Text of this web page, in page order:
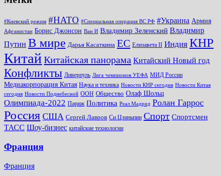
#Киевский режим #НАТО #Специальная операция ВС РФ #Украина Армия
Афганистан Борис Джонсон Ван И Владимир Зеленский Владимир
Путин В мире Дарья Касаткина ЕС Елизавета II Индия КНР
Китай Китайская панорама Китайский Новый год
Конфликты Ливерпуль Лига чемпионов УЕФА МИД России
Медиакорпорация Китая Наука и техника Новости КНР сегодня Новости Китая
сегодня Новости Поднебесной ООН Общество Олаф Шольц
Олимпиада-2022 Париж Политика Реал Мадрид Ролан Гаррос
Россия США Сергей Лавров Си Цзиньпин Спорт Спортсмен
ТАСС Шоу-бизнес китайские технологии
Франция
Франция